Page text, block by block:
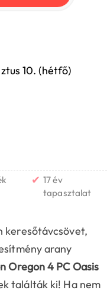
10. (hétfő)
✔ 17 év
tapasztalat
keresőtávcsövet,
arany
Oregon 4 PC Oasis
találták ki! Ha nem